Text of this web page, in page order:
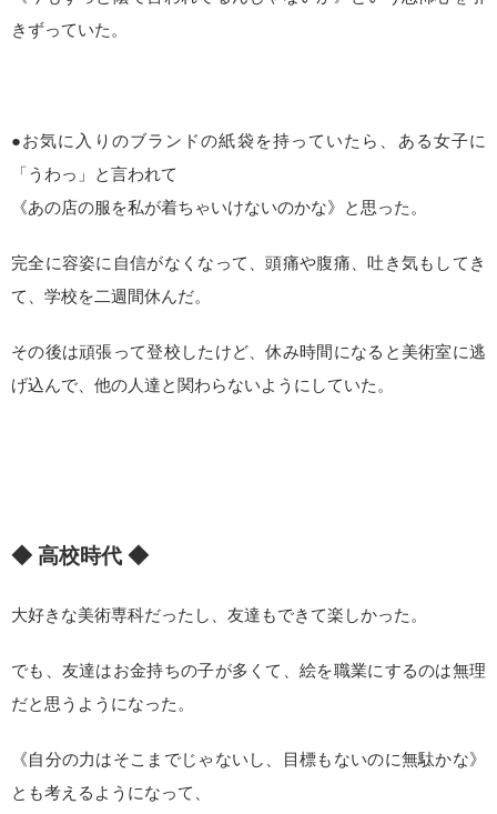
きずっていた。
●お気に入りのブランドの紙袋を持っていたら、ある女子に
「うわっ」と言われて
《あの店の服を私が着ちゃいけないのかな》と思った。
完全に容姿に自信がなくなって、頭痛や腹痛、吐き気もしてき
て、学校を二週間休んだ。
その後は頑張って登校したけど、休み時間になると美術室に逃
げ込んで、他の人達と関わらないようにしていた。
◆ 高校時代 ◆
大好きな美術専科だったし、友達もできて楽しかった。
でも、友達はお金持ちの子が多くて、絵を職業にするのは無理
だと思うようになった。
《自分の力はそこまでじゃないし、目標もないのに無駄かな》
とも考えるようになって、